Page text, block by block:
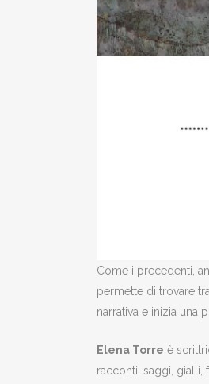
Come i precedenti,
permette di trovare
narrativa e inizia una
Elena Torre è
racconti, saggi, gialli,